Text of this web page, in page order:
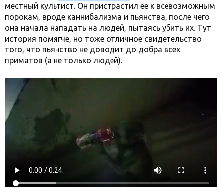
местный культист. Он пристрастил ее к всевозможным
порокам, вроде каннибализма и пьянства, после чего
она начала нападать на людей, пытаясь убить их. Тут
история помягче, но тоже отличное свидетельство
того, что пьянство не доводит до добра всех
приматов (а не только людей).